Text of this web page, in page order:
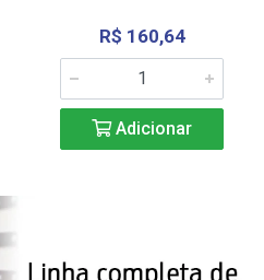
R$ 160,64
Adicionar